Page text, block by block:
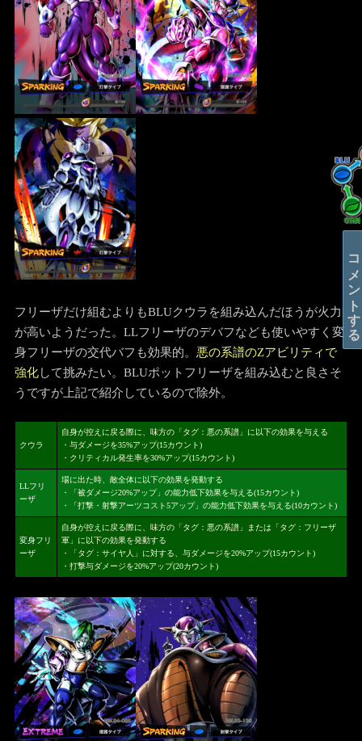
フリーザだけ組むよりもBLUクウラを組み込んだほうが火力
が高いようだった。LLフリーザのデバフなども使いやすく変
身フリーザの交代バフも効果的。 悪の系譜のZアビリティで
強化して挑みたい。BLUポットフリーザを組み込むと良さそ
うですが上記で紹介しているので除外。
クウラ
自身が控えに戻る際に、味方の「タグ：悪の系譜」に以下の効果を与える
・与ダメージを35%アップ(15カウント)
・クリティカル発生率を30%アップ(15カウント)
LLフリ
ーザ
場に出た時、敵全体に以下の効果を発動する
・「被ダメージ20%アップ」の能力低下効果を与える(15カウント)
・「打撃・射撃アーツコスト5アップ」の能力低下効果を与える(10カウント)
変身フリ
ーザ
自身が控えに戻る際に、味方の「タグ：悪の系譜」または「タグ：フリーザ
軍」に以下の効果を発動する
・「タグ：サイヤ人」に対する、与ダメージを20%アップ(15カウント)
・打撃与ダメージを20%アップ(20カウント)
コメントする